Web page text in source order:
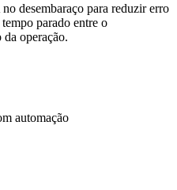
desembaraço para reduzir erro
parado entre o
operação.
automação